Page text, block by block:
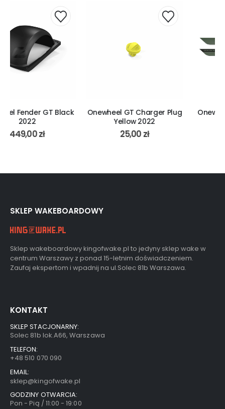
Onewheel GT Charger Plug
25,00
Onewheel GT Rail Guards
Dark Olive 2022
SKLEP WAKEBOARDOWY
Sklep wakeboardowy kingofwake.pl to jedyny sklep wake w
centrum Warszawy z ponad 15-letnim doświadczeniem.
Zaufaj ekspertom i wpadnij na ul.Solec 81b Warszawa.
KONTAKT
SKLEP STACJONARNY:
Solec 81b lok.A66, Warszawa
TELEFON:
+48 510 070 090
EMAIL:
sklep@kingofwake.pl
GODZINY OTWARCIA:
Pon - Pią / 11:00 - 19:00